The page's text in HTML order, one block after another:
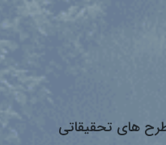
طرح های تحقیقاتی